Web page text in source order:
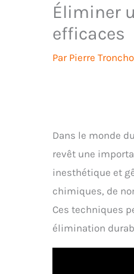
Éliminer
efficaces
Par Pierre
Dans le monde
revêt une
inesthétique et
chimiques, de
Ces techniques
élimination